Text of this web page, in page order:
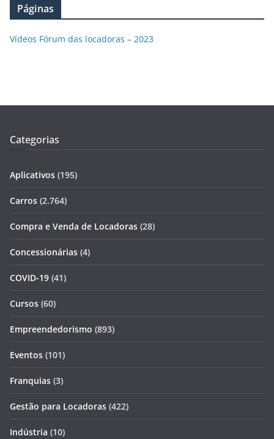
Páginas
Vídeos Fórum das locadoras – 2023
Categorias
Aplicativos (195)
Carros (2.764)
Compra e Venda de Locadoras (28)
Concessionárias (4)
COVID-19 (41)
Cursos (60)
Empreendedorismo (893)
Eventos (101)
Franquias (3)
Gestão para Locadoras (422)
Indústria (10)